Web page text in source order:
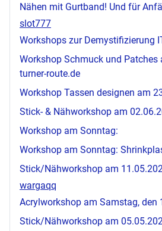
Nähen mit Gurtband! Und für
slot777
Workshops zur Demystifizierung
Workshop Schmuck und Patches
turner-route.de
Workshop Tassen designen am
Stick- & Nähworkshop am
Workshop am Sonntag:
Workshop am Sonntag:
Stick/Nähworkshop am
wargaqq
Acrylworkshop am Samstag, den
Stick/Nähworkshop am